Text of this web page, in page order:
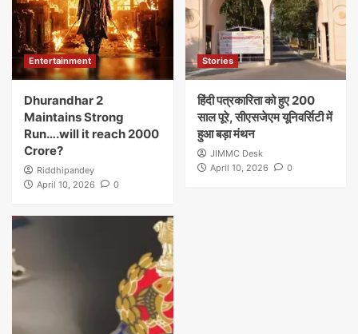
Entertainment
Dhurandhar 2
Maintains Strong
Run….will it reach 2000
Crore?
Riddhipandey
April 10, 2026
0
Stories
हिंदी पत्रकारिता को हुए 200
साल पूरे, सीएसजेएम यूनिवर्सिटी में
हुआ बड़ा मंथन
JIMMC Desk
April 10, 2026
0